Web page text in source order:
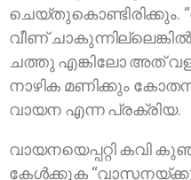
ചെയ്തുകൊണ്ടിരിക്കും.
വീണ്
ചത്തു എങ്കിലോ അത്
നാഴിക മണിക്കും
വായന എന്ന പ്രക്രിയ.
വായനയെപ്പറ്റി കവി
കേള്‍ക്കുക “വാസനയ്ക്കു